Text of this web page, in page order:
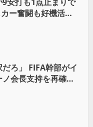
ー奮闘も好機活か
だろ」 FIFA幹部がイ
会長支持を再確認